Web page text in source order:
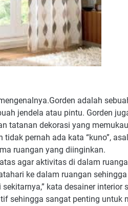
adalah
jendela atau pintu. Gorden
tatanan dekorasi yang
pernah ada kata “kuno”,
ruangan yang diinginkan.
agar aktivitas di dalam
ke dalam ruangan
kata desainer interior
sehingga sangat penting untuk